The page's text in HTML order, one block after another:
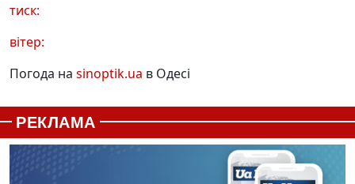
тиск:
вітер:
Погода на sinoptik.ua в Одесі
РЕКЛАМА